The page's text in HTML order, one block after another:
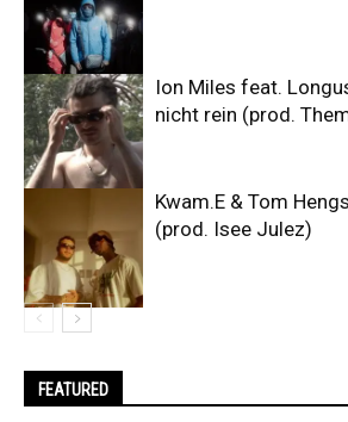
Ion Miles feat.
nicht rein (prod.
Kwam.E & Tom
(prod. Isee Julez)
FEATURED